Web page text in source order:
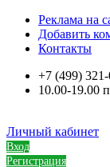
Реклама на
Добавить
Контакты
+7 (499)
10.00-19.00
Личный кабинет
Вход
Регистрация